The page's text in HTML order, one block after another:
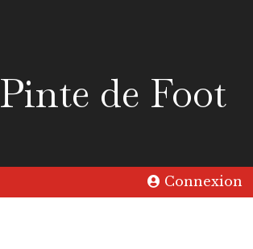
Pinte de Foot
Connexion